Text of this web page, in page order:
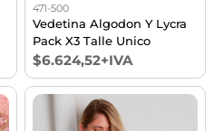
471-500
Vedetina Algodon Y Lycra
Pack X3 Talle Unico
$6.624,52+IVA